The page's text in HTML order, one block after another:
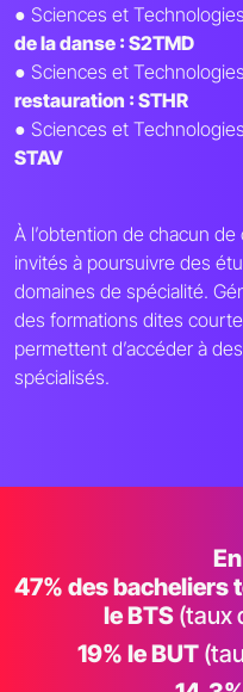
● Sciences et
de la danse : S2TMD
● Sciences et
restauration : STHR
● Sciences et
STAV
À l’obtention de chacun
invités à poursuivre des
domaines de spécialité.
des formations dites
permettent d’accéder à
spécialisés.
47% des bacheliers
le BTS (taux
19% le BUT